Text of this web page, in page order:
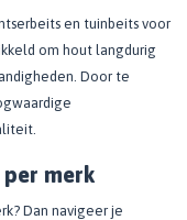
en tuinbeits voor
om hout langdurig
Door te
merk
Dan navigeer je